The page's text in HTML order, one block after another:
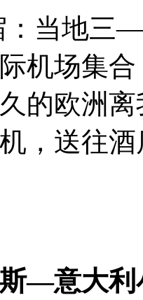
：当地三
机场集
的欧洲
，送往
—意大利